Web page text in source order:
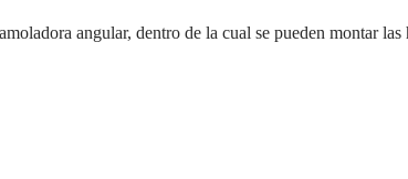
angular, dentro de la cual se pueden montar